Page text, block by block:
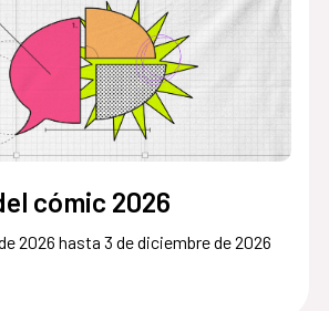
cómic 2026
2026 hasta 3 de diciembre de 2026